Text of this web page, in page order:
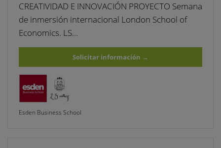
CREATIVIDAD E INNOVACIÓN PROYECTO Semana
de inmersión internacional London School of
Economics. LS…
Solicitar información →
Esden Business School